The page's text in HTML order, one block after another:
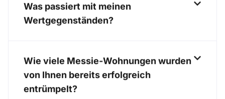
Was passiert mit meinen
Wertgegenständen?
Wie viele Messie-Wohnungen wurden
von Ihnen bereits erfolgreich
entrümpelt?